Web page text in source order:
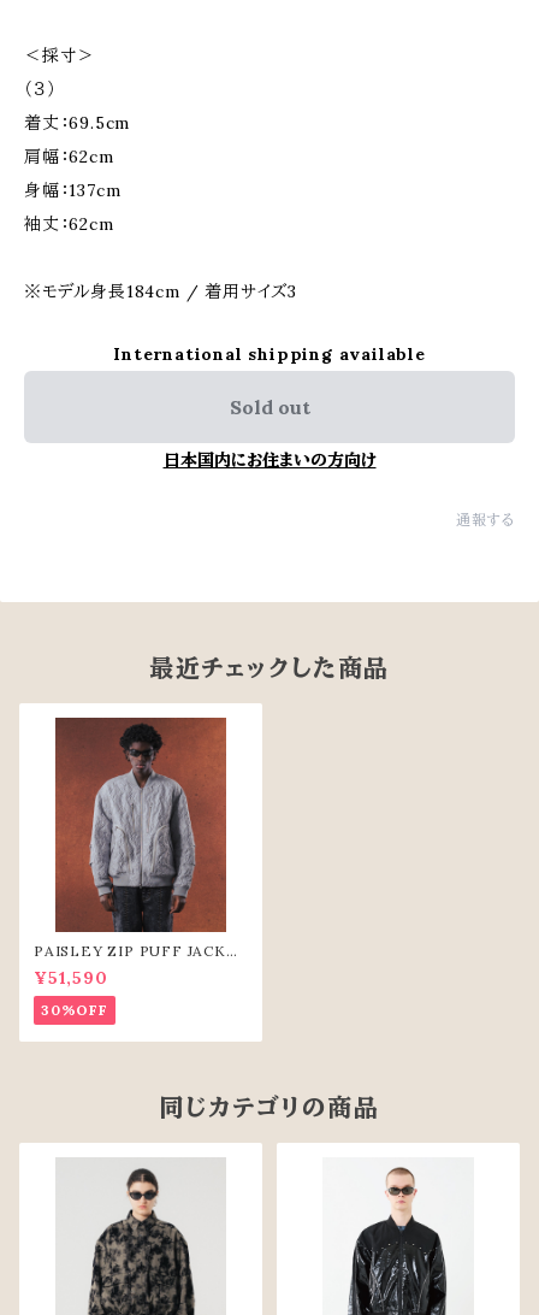
＜採寸＞
（３）
着丈：69.5cm
肩幅：62cm
身幅：137cm
袖丈：62cm
※モデル身長184cm / 着用サイズ3
International shipping available
Sold out
日本国内にお住まいの方向け
通報する
最近チェックした商品
PAISLEY ZIP PUFF JACKE
T（GRY）
¥51,590
30%OFF
同じカテゴリの商品